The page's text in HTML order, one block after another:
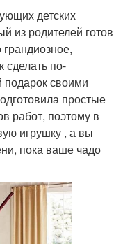
детских
из родителей готов
сделать по-
своими
простые
работ, поэтому в
игрушку , а вы
пока ваше чадо